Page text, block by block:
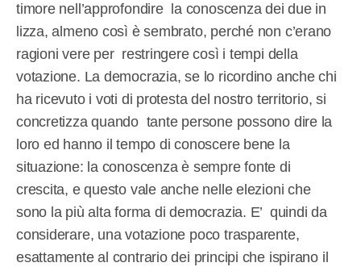
timore nell’approfondire la conoscenza dei due in
lizza, almeno così è sembrato, perché non c’erano
ragioni vere per restringere così i tempi della
votazione. La democrazia, se lo ricordino anche chi
ha ricevuto i voti di protesta del nostro territorio, si
concretizza quando tante persone possono dire la
loro ed hanno il tempo di conoscere bene la
situazione: la conoscenza è sempre fonte di
crescita, e questo vale anche nelle elezioni che
sono la più alta forma di democrazia. E’ quindi da
considerare, una votazione poco trasparente,
esattamente al contrario dei principi che ispirano il